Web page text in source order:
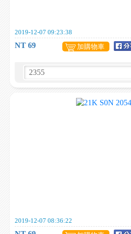
2019-12-07 09:23:38
NT 69 加購物車
2019-12-07 08:36:22